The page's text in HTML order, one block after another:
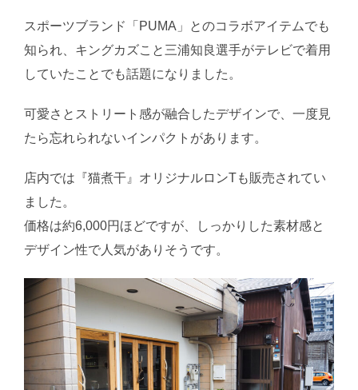
スポーツブランド「PUMA」とのコラボアイテムでも
知られ、キングカズこと三浦知良選手がテレビで着用
していたことでも話題になりました。
可愛さとストリート感が融合したデザインで、一度見
たら忘れられないインパクトがあります。
店内では『猫煮干』オリジナルロンTも販売されてい
ました。
価格は約6,000円ほどですが、しっかりした素材感と
デザイン性で人気がありそうです。